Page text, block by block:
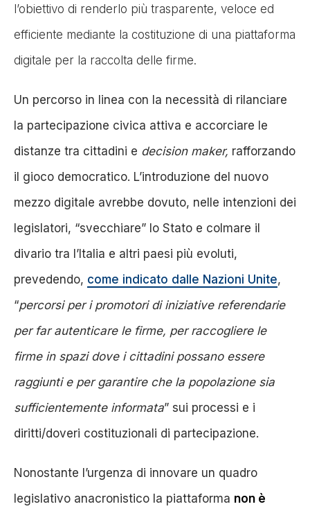
l’obiettivo di renderlo più trasparente, veloce ed
efficiente mediante la costituzione di una piattaforma
digitale per la raccolta delle firme.
Un percorso in linea con la necessità di rilanciare
la partecipazione civica attiva e accorciare le
distanze tra cittadini e decision maker, rafforzando
il gioco democratico. L’introduzione del nuovo
mezzo digitale avrebbe dovuto, nelle intenzioni dei
legislatori, “svecchiare” lo Stato e colmare il
divario tra l’Italia e altri paesi più evoluti,
prevedendo, come indicato dalle Nazioni Unite,
“percorsi per i promotori di iniziative referendarie
per far autenticare le firme, per raccogliere le
firme in spazi dove i cittadini possano essere
raggiunti e per garantire che la popolazione sia
sufficientemente informata” sui processi e i
diritti/doveri costituzionali di partecipazione.
Nonostante l’urgenza di innovare un quadro
legislativo anacronistico la piattaforma non è